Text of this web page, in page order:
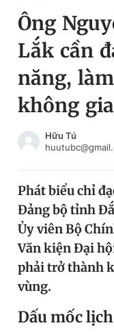
Chuyên mục
Chuyên mục khác
Chào ngày mới
Tin thị trường
Video
Sản phẩm khác
Tiện ích
Thông tin tòa
Đổi mật khẩu
Tin đã lưu
Tin đã xem
Đăng xuất
Ông
Lắk cần
năng,
không
Hữu Tú
Phát biểu chỉ
Đảng bộ tỉnh
Ủy viên Bộ
Văn kiện Đại
phải trở thành
vùng.
Dấu mốc